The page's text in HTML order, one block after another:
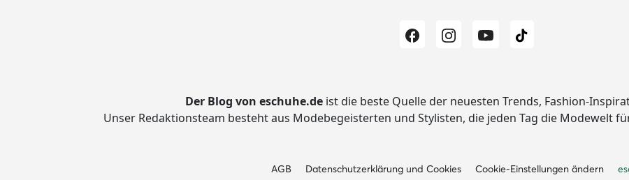
Der Blog von eschuhe.deist die beste Quelle der neuesten Trends, Fashion-
Unser Redaktionsteam besteht aus Modebegeisterten und Stylisten, die jeden Tag die Modewelt
AGB Datenschutzerklärung und Cookies Cookie-Einstellungen ändern